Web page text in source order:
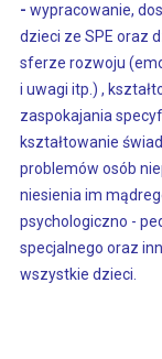
- wypracowanie,
dzieci ze SPE oraz
sferze rozwoju
i uwagi itp.) ,
zaspokajania
kształtowanie
problemów osób
niesienia im
psychologiczno -
specjalnego oraz
wszystkie dzieci.